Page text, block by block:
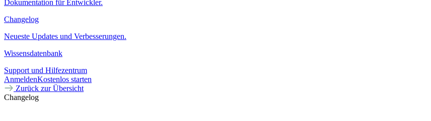
Dokumentation für Entwickler.
Changelog
Neueste Updates und Verbesserungen.
Wissensdatenbank
Support und Hilfezentrum
AnmeldenKostenlos starten
Zurück zur Übersicht
Changelog